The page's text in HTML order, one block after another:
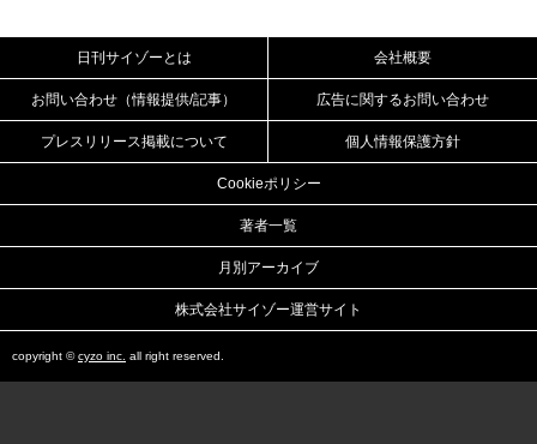
日刊サイゾーとは 会社概要
お問い合わせ（情報提供/記事） 広告に関するお問い合わせ
プレスリリース掲載について 個人情報保護方針
Cookieポリシー
著者一覧
月別アーカイブ
株式会社サイゾー運営サイト
copyright ©cyzo inc. all right reserved.